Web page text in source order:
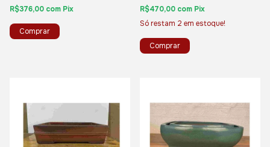
R$376,00 com Pix R$470,00 com Pix
Só restam 2 em estoque!